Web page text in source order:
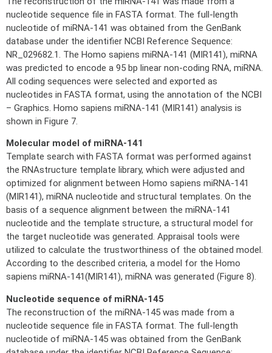
nucleotide sequence file in FASTA format. The full-length
nucleotide of miRNA-141 was obtained from the GenBank
database under the identifier NCBI Reference Sequence:
NR_029682.1. The Homo sapiens miRNA-141 (MIR141), miRNA
was predicted to encode a 95 bp linear non-coding RNA, miRNA.
All coding sequences were selected and exported as
nucleotides in FASTA format, using the annotation of the NCBI
– Graphics. Homo sapiens miRNA-141 (MIR141) analysis is
shown in Figure 7.
Molecular model of miRNA-141
Template search with FASTA format was performed against
the RNAstructure template library, which were adjusted and
optimized for alignment between Homo sapiens miRNA-141
(MIR141), miRNA nucleotide and structural templates. On the
basis of a sequence alignment between the miRNA-141
nucleotide and the template structure, a structural model for
the target nucleotide was generated. Appraisal tools were
utilized to calculate the trustworthiness of the obtained model.
According to the described criteria, a model for the Homo
sapiens miRNA-141(MIR141), miRNA was generated (Figure 8).
Nucleotide sequence of miRNA-145
The reconstruction of the miRNA-145 was made from a
nucleotide sequence file in FASTA format. The full-length
nucleotide of miRNA-145 was obtained from the GenBank